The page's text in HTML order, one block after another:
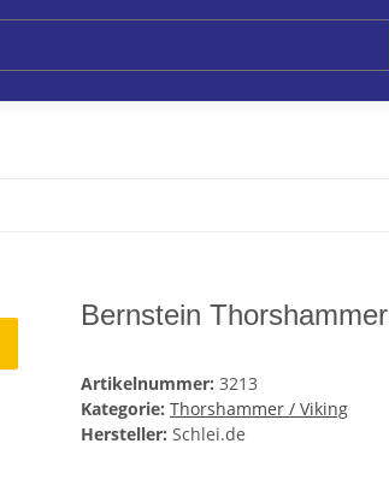
Bernstein Thorshammer
Artikelnummer: 3213
Kategorie: Thorshammer / Viking
Hersteller: Schlei.de